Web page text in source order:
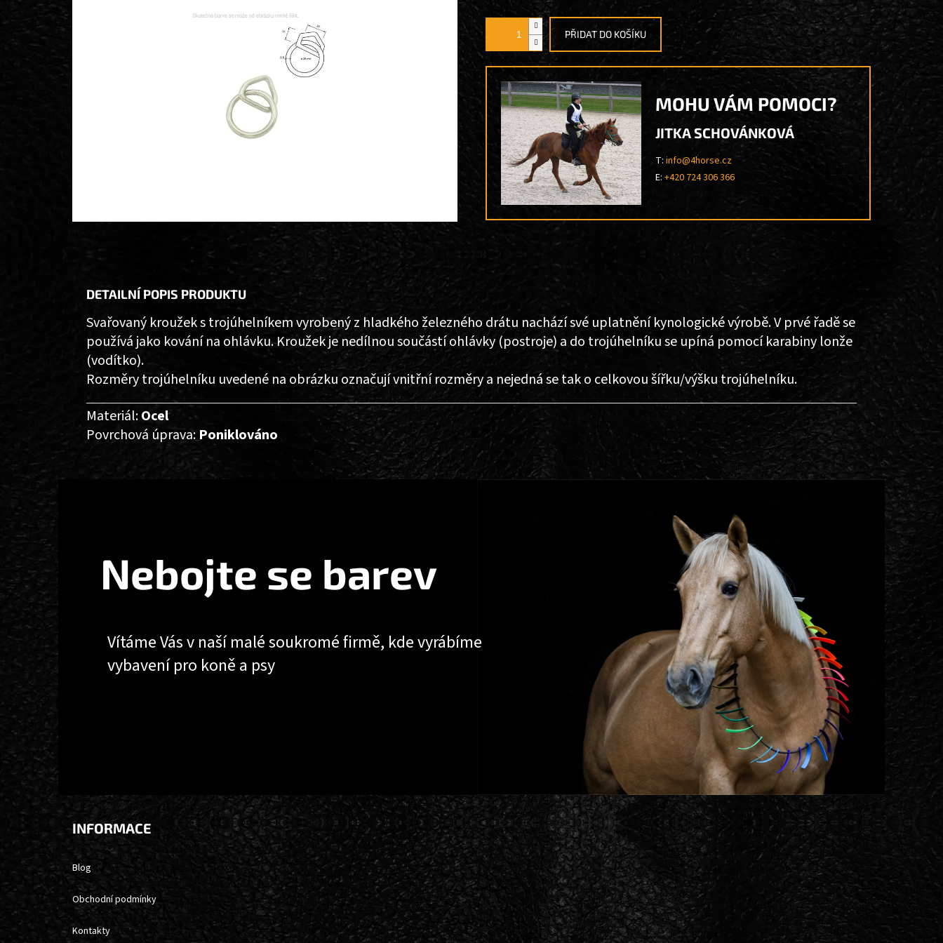
cena:
PŘIDAT DO KOŠÍKU
MOHU VÁM POMOCI?
JITKA SCHOVÁNKOVÁ
T: info@4horse.cz
E: +420 724 306 366
DETAILNÍ POPIS PRODUKTU
Svařovaný kroužek s trojúhelníkem vyrobený z hladkého železného drátu nachází své uplatnění kynologické výrobě. V prvé řadě se
používá jako kování na ohlávku. Kroužek je nedílnou součástí ohlávky (postroje) a do trojúhelníku se upíná pomocí karabiny lonže
(vodítko).
Rozměry trojúhelníku uvedené na obrázku označují vnitřní rozměry a nejedná se tak o celkovou šířku/výšku trojúhelníku.
Materiál:Ocel
Povrchová úprava:Poniklováno
Z
Nebojte se barev
Vítáme Vás v naší malé soukromé firmě, kde vyrábíme
vybavení pro koně a psy
INFORMACE
Blog
Obchodní podmínky
Kontakty